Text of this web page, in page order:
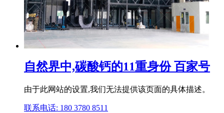
自然界中,碳酸钙的11重身份 百家号
由于此网站的设置,我们无法提供该页面的具体描述。
联系电话: 180 3780 8511